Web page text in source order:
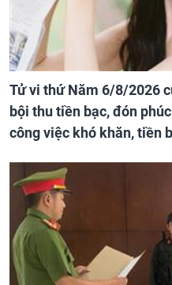
Tử vi thứ Năm 6/8/2026
bội thu tiền bạc, đón
công việc khó khăn, tiền